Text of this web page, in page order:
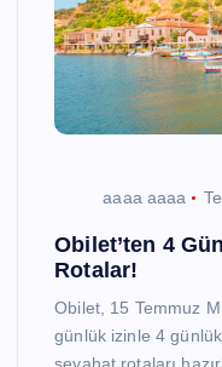
aaaa aaaa
Obilet’ten 4
Rotalar!
Obilet, 15 Temmuz
günlük izinle 4